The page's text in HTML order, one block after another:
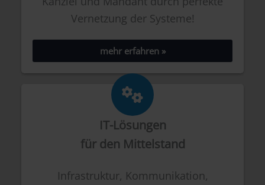
Vernetzung der Systeme!
mehr erfahren »
IT-Lösungen
für den ­Mittelstand
Infrastruktur, Kommunikation,